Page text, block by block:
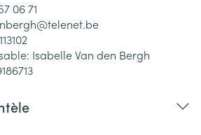
06 71
telenet.be
113102
Isabelle Van den Bergh